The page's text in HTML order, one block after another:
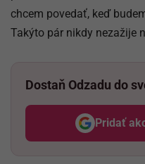
chcem povedať, keď
Takýto pár nikdy nezažije
Dostaň Odzadu do
Pridať